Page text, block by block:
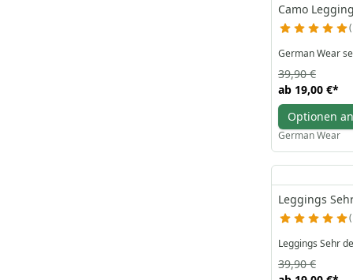
Camo
German Wear
ab 19,00 €*
39,90 €
Optionen
German Wear
Leggings
Leggings Sehr
39,90 €